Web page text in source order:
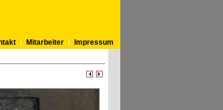
Mitarbeiter
Impressum